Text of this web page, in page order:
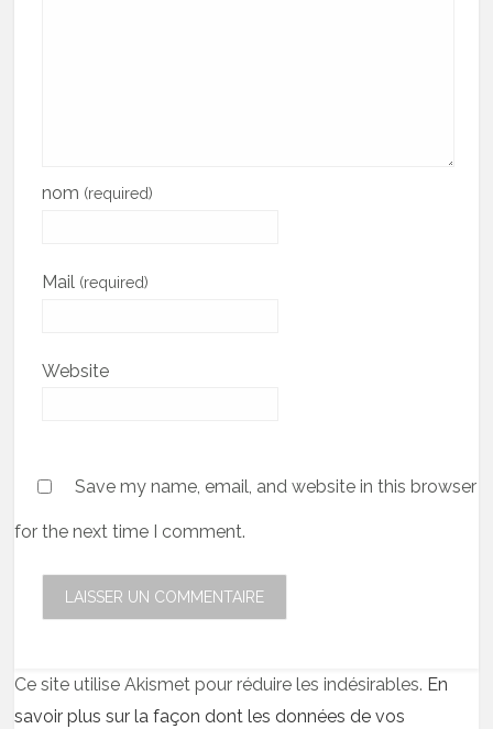
nom (required)
Mail (required)
Website
Save my name, email, and website in this browser
for the next time I comment.
Ce site utilise Akismet pour réduire les indésirables. En
savoir plus sur la façon dont les données de vos